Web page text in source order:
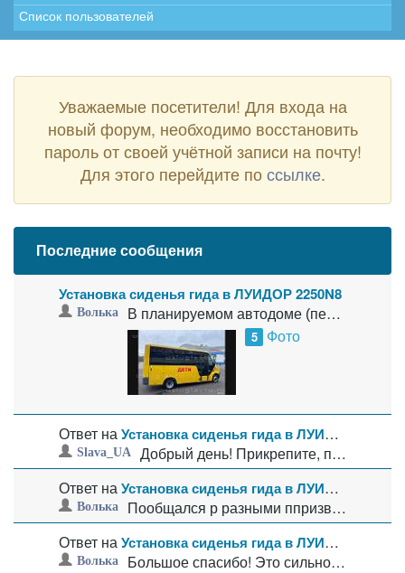
Список пользователей
Уважаемые посетители! Для входа на
новый форум, необходимо восстановить
пароль от своей учётной записи на почту!
Для этого перейдите поссылке.
Последние сообщения
Установка сиденья гида в ЛУИДОР 2250N8
Волька В
планируемом автодоме (переделанном из маршрутки) хочется, что бы справа от водительского кресла стояло пассажирское.
5 Фото
Ответ наУстановка сиденья гида в ЛУИДОР 2250N8
Slava_UA Добрый день! Прикрепите, пожалуйста, сертификат или дайте на него ссылку - мы посмотрим....
Ответ наУстановка сиденья гида в ЛУИДОР 2250N8
Волька
Пообщался р разными ппризводителями. Большинство сертифицирует свои сиденья совместно с транспортным средством....
Ответ наУстановка сиденья гида в ЛУИДОР 2250N8
Волька Большое спасибо! Это сильно расширяет модельный ряд для покупки!...